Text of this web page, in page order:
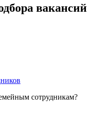
вакансий
сотрудникам?